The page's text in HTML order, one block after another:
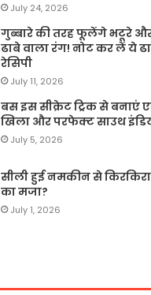
July 24, 2026
गुब्बारे की तरह फूलेंगे भटूरे
ढाबे वाला रंग! नोट कर लें ये
रेसिपी
July 11, 2026
बस इस सीक्रेट ट्रिक से बनाएं
खिला और परफेक्ट साउथ
July 5, 2026
सीली हुई नमकीन से किरकिरा
का मजा?
July 1, 2026